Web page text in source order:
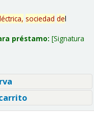
sociedad del
préstamo: Signatura